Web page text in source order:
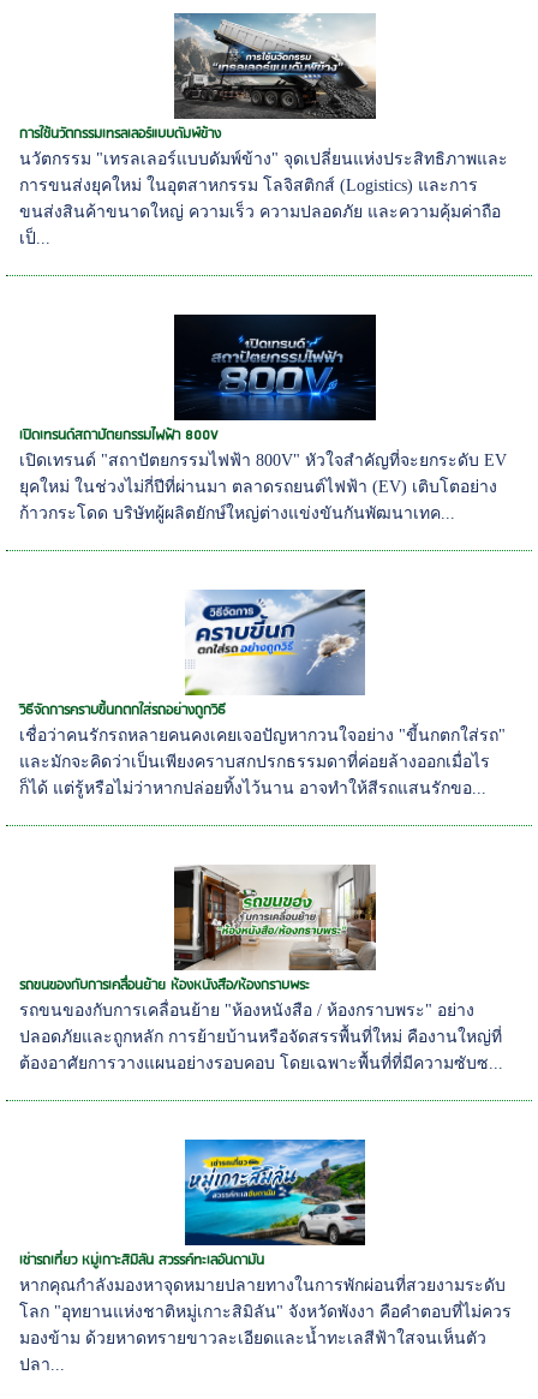
การใช้นวัตกรรมเทรลเลอร์แบบดัมพ์ข้าง
นวัตกรรม "เทรลเลอร์แบบดัมพ์ข้าง" จุดเปลี่ยนแห่งประสิทธิภาพและ
การขนส่งยุคใหม่ ในอุตสาหกรรม โลจิสติกส์ (Logistics) และการ
ขนส่งสินค้าขนาดใหญ่ ความเร็ว ความปลอดภัย และความคุ้มค่าถือ
เป็...
เปิดเทรนด์สถาปัตยกรรมไฟฟ้า 800V
เปิดเทรนด์ "สถาปัตยกรรมไฟฟ้า 800V" หัวใจสำคัญที่จะยกระดับ EV
ยุคใหม่ ในช่วงไม่กี่ปีที่ผ่านมา ตลาดรถยนต์ไฟฟ้า (EV) เติบโตอย่าง
ก้าวกระโดด บริษัทผู้ผลิตยักษ์ใหญ่ต่างแข่งขันกันพัฒนาเทค...
วิธีจัดการคราบขี้นกตกใส่รถอย่างถูกวิธี
เชื่อว่าคนรักรถหลายคนคงเคยเจอปัญหากวนใจอย่าง "ขี้นกตกใส่รถ"
และมักจะคิดว่าเป็นเพียงคราบสกปรกธรรมดาที่ค่อยล้างออกเมื่อไร
ก็ได้ แต่รู้หรือไม่ว่าหากปล่อยทิ้งไว้นาน อาจทำให้สีรถแสนรักขอ...
รถขนของกับการเคลื่อนย้าย ห้องหนังสือ/ห้องกราบพระ
รถขนของกับการเคลื่อนย้าย "ห้องหนังสือ / ห้องกราบพระ" อย่าง
ปลอดภัยและถูกหลัก การย้ายบ้านหรือจัดสรรพื้นที่ใหม่ คืองานใหญ่ที่
ต้องอาศัยการวางแผนอย่างรอบคอบ โดยเฉพาะพื้นที่ที่มีความซับซ...
เช่ารถเที่ยว หมู่เกาะสิมิลัน สวรรค์ทะเลอันดามัน
หากคุณกำลังมองหาจุดหมายปลายทางในการพักผ่อนที่สวยงามระดับ
โลก "อุทยานแห่งชาติหมู่เกาะสิมิลัน" จังหวัดพังงา คือคำตอบที่ไม่ควร
มองข้าม ด้วยหาดทรายขาวละเอียดและน้ำทะเลสีฟ้าใสจนเห็นตัว
ปลา...